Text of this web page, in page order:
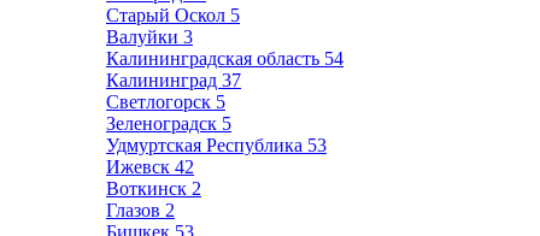
Старый Оскол 5
Валуйки 3
Калининградская область 54
Калининград 37
Светлогорск 5
Зеленоградск 5
Удмуртская Республика 53
Ижевск 42
Воткинск 2
Глазов 2
Бишкек 53